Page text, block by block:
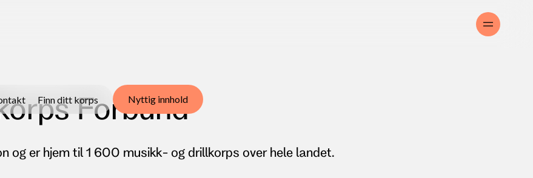
Finn ditt korps Nyttig innhold
Forbund
og er hjem til 1 600 musikk- og drillkorps over hele landet.